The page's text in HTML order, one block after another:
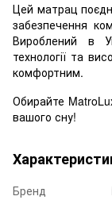
Цей матрац
забезпечення
Вироблений в
технології та
комфортним.
Обирайте
вашого сну!
Бренд